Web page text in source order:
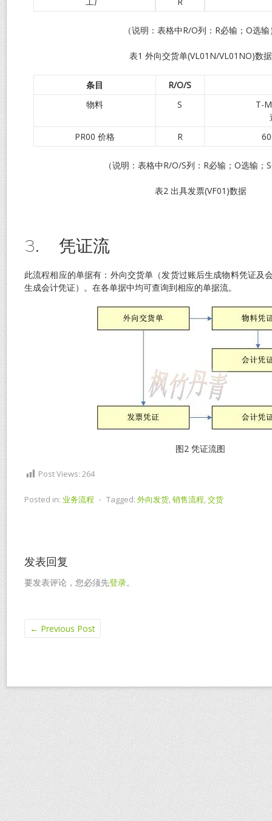
（说明：表格中R/O列：R必输；O选输
表1 外向交货单(VL01N/VL01NO)数据
条目
R/O/S
物料
S
T-
PR00 价格
R
（说明：表格中R/O/S列：R必输；O选输；
表2 出具发票(VF01)数据
3. 凭证流
此流程相应的单据有：外向交货单（发货过账后生成物料凭证及
生成会计凭证）。在各单据中均可查询到相应的单据流。
图2 凭证流图
Post Views: 264
Posted in: 业务流程 ⋅ Tagged: 外向发货 销售流程 交货
发表回复
要发表评论，您必须先登录。
← Previous Post